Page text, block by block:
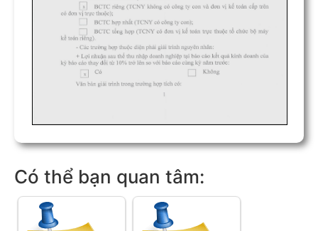
Có thể bạn quan tâm: